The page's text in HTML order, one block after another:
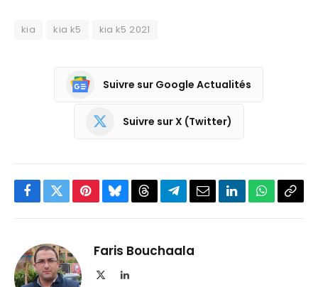
kia kia k5 kia k5 2021
Suivre sur Google Actualités
Suivre sur X (Twitter)
Facebook
TwitterPinterestBlueskyThreadsPartager
Telegram
EmailLinkedInWhatsApp
Faris Bouchaala
LinkedIn